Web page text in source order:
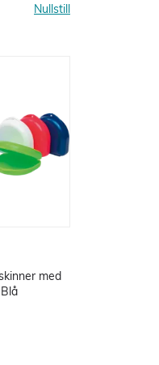
Nullstill
med